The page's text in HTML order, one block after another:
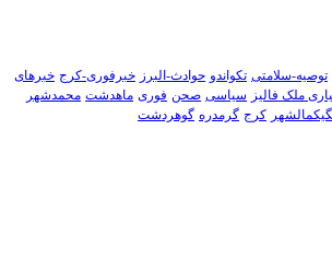
توصیه-سلامتی تکواندو حوادث-البرز خبرفوری-کرج خبرهای
ملک فالیز سیاسی صحن فوری ماهدشت محمدشهر
کرج گرمدره گوهردشت